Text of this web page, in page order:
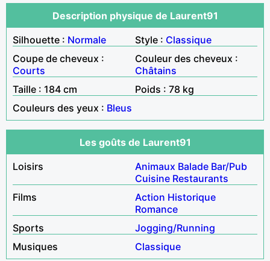
Description physique de Laurent91
Silhouette : Normale Style : Classique
Coupe de cheveux :
Courts
Couleur des cheveux :
Châtains
Taille : 184 cm
Poids : 78 kg
Couleurs des yeux : Bleus
Les goûts de Laurent91
Loisirs
Animaux Balade Bar/Pub
Cuisine Restaurants
Films
Action Historique
Romance
Sports
Jogging/Running
Musiques
Classique